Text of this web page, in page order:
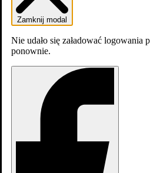
Zamknij modal
Nie udało się załadować logowania
ponownie.